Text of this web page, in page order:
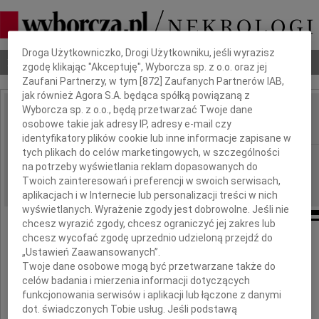
Nekrologi Odeszli Poradnik pogrzebowy
IMIĘ I NAZWISKO: Józek Chajn
REGION: Warszawa
DATA EMISJI: 14.03.2023
Dzisiaj, tj. 14 marca 2023 roku
mija 13 rocznica śmierci
Dbamy o Twoją prywatność
Droga Użytkowniczko, Drogi Użytkowniku, jeśli wyrazisz
zgodę klikając "Akceptuję", Wyborcza sp. z o.o. oraz jej
Zaufani Partnerzy, w tym [872 ] Zaufanych Partnerów IAB,
jak również Agora S.A. będąca spółką powiązaną z
Wyborcza sp. z o.o., będą przetwarzać Twoje dane
osobowe takie jak adresy IP, adresy e-mail czy
identyfikatory plików cookie lub inne informacje zapisane w
tych plikach do celów marketingowych, w szczególności
na potrzeby wyświetlania reklam dopasowanych do
Twoich zainteresowań i preferencji w swoich serwisach,
aplikacjach i w Internecie lub personalizacji treści w nich
wyświetlanych. Wyrażenie zgody jest dobrowolne. Jeśli nie
chcesz wyrazić zgody, chcesz ograniczyć jej zakres lub
chcesz wycofać zgodę uprzednio udzieloną przejdź do
„Ustawień Zaawansowanych”.
Twoje dane osobowe mogą być przetwarzane także do
celów badania i mierzenia informacji dotyczących
funkcjonowania serwisów i aplikacji lub łączone z danymi
dot. świadczonych Tobie usług. Jeśli podstawą